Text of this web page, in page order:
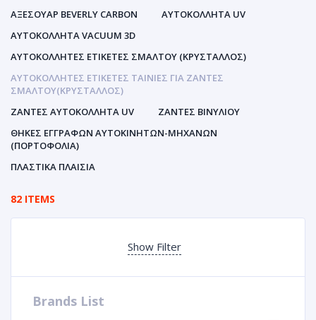
ΑΞΕΣΟΥΑΡ BEVERLY CARBON
ΑΥΤΟΚΌΛΛΗΤΑ UV
ΑΥΤΟΚΌΛΛΗΤΑ VACUUM 3D
ΑΥΤΟΚΌΛΛΗΤΕΣ ΕΤΙΚΈΤΕΣ ΣΜΆΛΤΟΥ (ΚΡΥΣΤΑΛΛΟΣ)
ΑΥΤΟΚΌΛΛΗΤΕΣ ΕΤΙΚΈΤΕΣ ΤΑΙΝΊΕΣ ΓΙΑ ΖΆΝΤΕΣ
ΣΜΆΛΤΟΥ(ΚΡΎΣΤΑΛΛΟΣ)
ΖΆΝΤΕΣ ΑΥΤΟΚΌΛΛΗΤΑ UV
ΖΆΝΤΕΣ ΒΙΝΥΛΊΟΥ
ΘΉΚΕΣ ΕΓΓΡΆΦΩΝ ΑΥΤΟΚΙΝΗΤΩΝ-ΜΗΧΑΝΩΝ
(ΠΟΡΤΟΦΌΛΙΑ)
ΠΛΑΣΤΙΚΆ ΠΛΑΊΣΙΑ
82 ITEMS
Show Filter
Brands List